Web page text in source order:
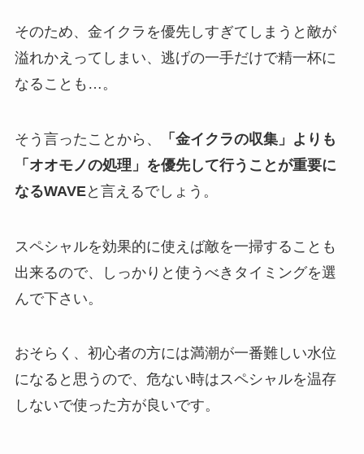
そのため、金イクラを優先しすぎてしまうと敵が
溢れかえってしまい、逃げの一手だけで精一杯に
なることも…。
そう言ったことから、
「金イクラの収集」よりも
「オオモノの処理」を優先して行うことが重要に
なるWAVEと言えるでしょう。
スペシャルを効果的に使えば敵を一掃することも
出来るので、しっかりと使うべきタイミングを選
んで下さい。
おそらく、初心者の方には満潮が一番難しい水位
になると思うので、危ない時はスペシャルを温存
しないで使った方が良いです。